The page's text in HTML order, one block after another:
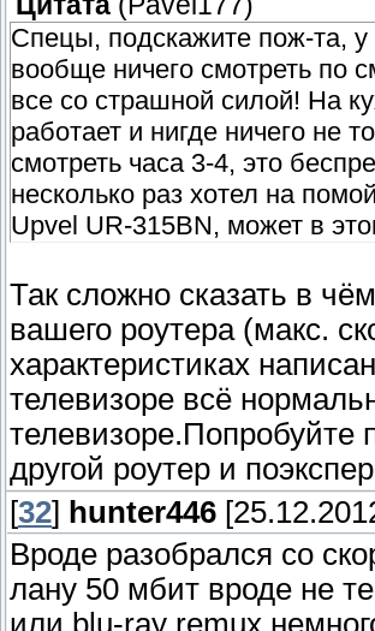
Спецы, подскажите пож-та,
вообще ничего смотреть по
все со страшной силой! На
работает и нигде ничего не
смотреть часа 3-4, это
несколько раз хотел на
Upvel UR-315BN, может в
Так сложно сказать в
вашего роутера (макс.
характеристиках
телевизоре всё
телевизоре.Попробуйте
другой роутер и
[32] hunter446
Вроде разобрался со
лану 50 мбит вроде не
или blu-ray remux